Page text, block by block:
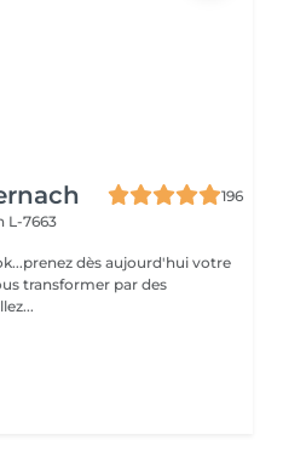
196
L-7663
dès aujourd'hui votre
transformer par des
Veuillez...